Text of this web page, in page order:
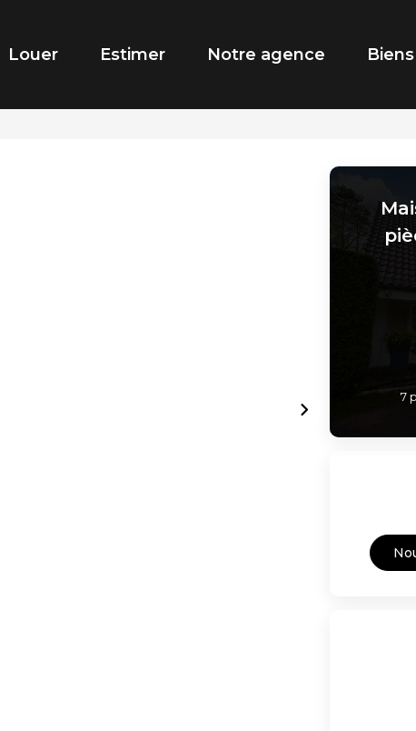
Louer Estimer Notre agence
7